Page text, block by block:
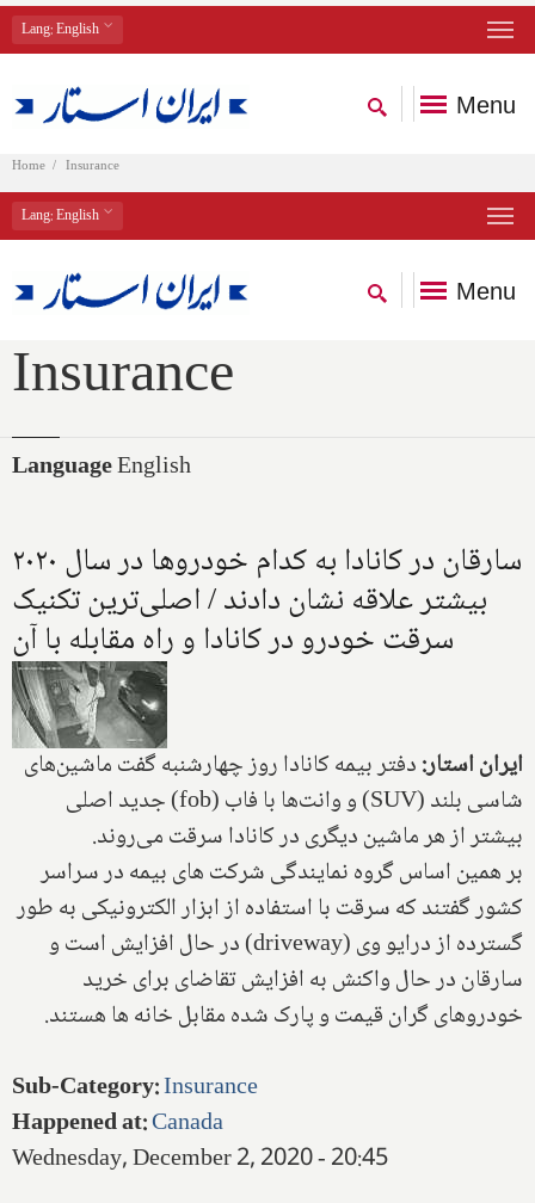
Lang: English
Menu
Home Insurance
Lang: English
Menu
Insurance
LanguageEnglish
سارقان در کانادا به کدام خودروها در سال ۲۰۲۰
بیشتر علاقه نشان دادند / اصلی‌ترین تکنیک
سرقت خودرو در کانادا و راه مقابله با آن
ایران استار:دفتر بیمه کانادا روز چهارشنبه گفت ماشین‌های
شاسی بلند (SUV) و وانت‌ها با فاب (fob) جدید اصلی
بیشتر از هر ماشین دیگری در کانادا سرقت می‌روند.
بر همین اساس گروه نمایندگی شرکت ‎های بیمه در سراسر
کشور گفتند که سرقت با استفاده از ابزار الکترونیکی به طور
گسترده از درایو وی (driveway) در حال افزایش است و
سارقان در حال واکنش به افزایش تقاضای برای خرید
خودروهای گران قیمت و پارک شده مقابل خانه ها هستند.
Sub-Category:Insurance
Happened at:Canada
Wednesday, December 2, 2020 - 20:45